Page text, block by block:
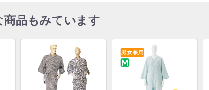
品もみています